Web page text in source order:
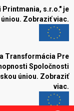
s.r.o." je
Zobraziť viac.
Transformácia Pre
Spoločnosti
úniou. Zobraziť
viac.